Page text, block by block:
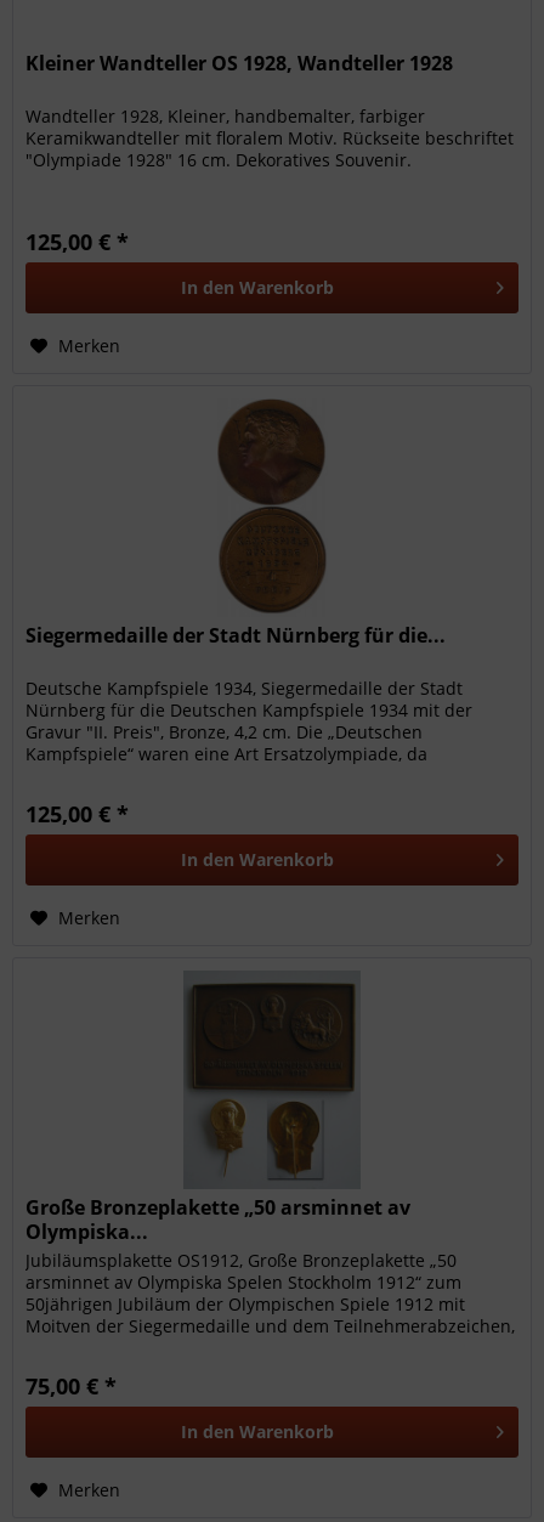
Kleiner Wandteller OS 1928, Wandteller 1928
Wandteller 1928, Kleiner, handbemalter, farbiger
Keramikwandteller mit floralem Motiv. Rückseite beschriftet
"Olympiade 1928" 16 cm. Dekoratives Souvenir.
125,00 € *
In den Warenkorb
Merken
Siegermedaille der Stadt Nürnberg für die...
Deutsche Kampfspiele 1934, Siegermedaille der Stadt
Nürnberg für die Deutschen Kampfspiele 1934 mit der
Gravur "II. Preis", Bronze, 4,2 cm. Die „Deutschen
Kampfspiele“ waren eine Art Ersatzolympiade, da
125,00 € *
In den Warenkorb
Merken
Große Bronzeplakette „50 arsminnet av
Olympiska...
Jubiläumsplakette OS1912, Große Bronzeplakette „50
arsminnet av Olympiska Spelen Stockholm 1912“ zum
50jährigen Jubiläum der Olympischen Spiele 1912 mit
Moitven der Siegermedaille und dem Teilnehmerabzeichen,
75,00 € *
In den Warenkorb
Merken